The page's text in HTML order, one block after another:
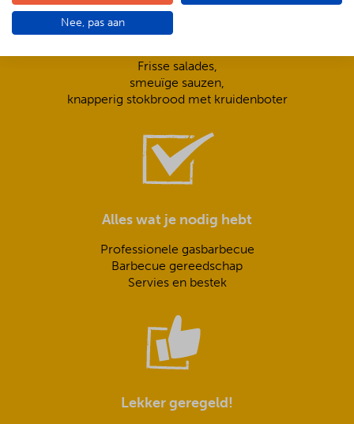
Compleet is ook écht compleet!
Frisse salades,
smeuïge sauzen,
knapperig stokbrood met kruidenboter
Alles wat je nodig hebt
Professionele gasbarbecue
Barbecue gereedschap
Servies en bestek
Lekker geregeld!
Nee, pas aan